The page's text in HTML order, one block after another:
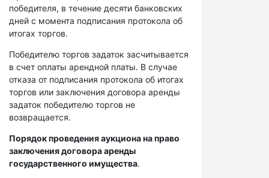
победителя, в течение десяти банковских
дней с момента подписания протокола об
итогах торгов.
Победителю торгов задаток засчитывается
в счет оплаты арендной платы. В случае
отказа от подписания протокола об итогах
торгов или заключения договора аренды
задаток победителю торгов не
возвращается.
Порядок проведения аукциона на право
заключения договора аренды
государственного имущества.